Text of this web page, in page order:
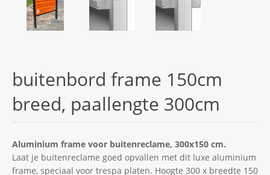
buitenbord frame 150cm
breed, paallengte 300cm
Aluminium frame voor buitenreclame, 300x150 cm.
Laat je buitenreclame goed opvallen met dit luxe aluminium
frame, speciaal voor trespa platen. Hoogte 300 x breedte 150